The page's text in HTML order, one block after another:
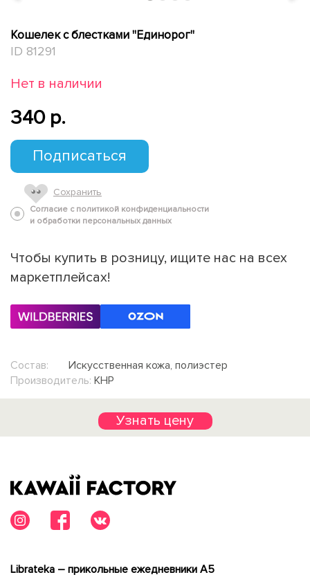
Кошелек с блестками "Единорог"
ID 81291
Нет в наличии
340 p.
Подписаться
Сохранить
Согласие с политикой конфиденциальности
и обработки персональных данных
Чтобы купить в розницу, ищите нас на всех
маркетплейсах!
Состав:
Искусственная кожа, полиэстер
Производитель: КНР
Узнать цену
Librateka – прикольные ежедневники А5